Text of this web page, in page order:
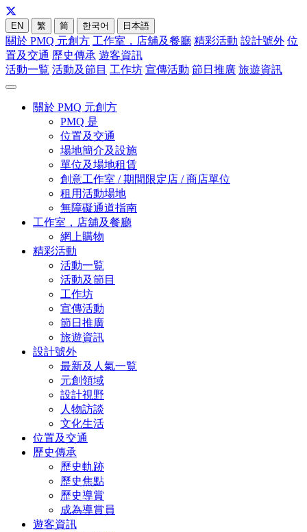
EN 繁 简 한국어 日本語
關於 PMQ 元創方 工作室，店舖及餐廳 精彩活動 設計號外 位
置及交通 歷史傳承 遊客資訊
活動一覧 活動及節目 工作坊 宣傳活動 節日推廣 旅遊資訊
關於 PMQ 元創方
PMQ 是
位置及交通
場地簡介及設施
單位及場地租賃
創意工作室 / 期間限定店 / 商店單位
租用活動場地
無障礙通道指南
工作室，店舖及餐廳
網上購物
精彩活動
活動一覧
活動及節目
工作坊
宣傳活動
節日推廣
旅遊資訊
設計號外
最新及人氣一覧
元創領域
設計視野
人物訪談
文化生活
位置及交通
歷史傳承
歷史軌跡
歷史焦點
歷史導賞
成為導賞員
遊客資訊